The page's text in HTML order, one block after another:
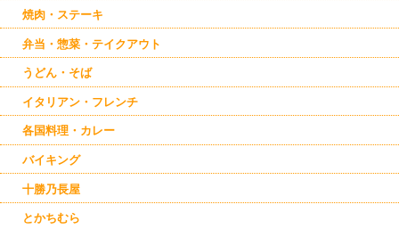
焼肉・ステーキ
弁当・惣菜・テイクアウト
うどん・そば
イタリアン・フレンチ
各国料理・カレー
バイキング
十勝乃長屋
とかちむら